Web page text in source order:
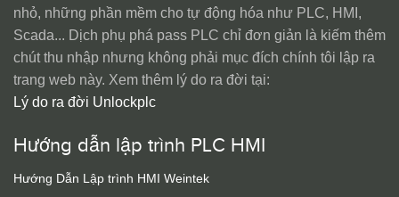
nhỏ, những phần mềm cho tự động hóa như PLC, HMI,
Scada... Dịch phụ phá pass PLC chỉ đơn giản là kiếm thêm
chút thu nhập nhưng không phải mục đích chính tôi lập ra
trang web này. Xem thêm lý do ra đời tại:
Lý do ra đời Unlockplc
Hướng dẫn lập trình PLC HMI
Hướng Dẫn Lập trình HMI Weintek